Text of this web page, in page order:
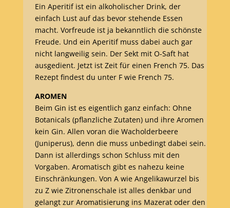
Ein Aperitif ist ein alkoholischer Drink, der
einfach Lust auf das bevor stehende Essen
macht. Vorfreude ist ja bekanntlich die schönste
Freude. Und ein Aperitif muss dabei auch gar
nicht langweilig sein. Der Sekt mit O-Saft hat
ausgedient. Jetzt ist Zeit für einen French 75. Das
Rezept findest du unter F wie French 75.
AROMEN
Beim Gin ist es eigentlich ganz einfach: Ohne
Botanicals (pflanzliche Zutaten) und ihre Aromen
kein Gin. Allen voran die Wacholderbeere
(Juniperus), denn die muss unbedingt dabei sein.
Dann ist allerdings schon Schluss mit den
Vorgaben. Aromatisch gibt es nahezu keine
Einschränkungen. Von A wie Angelikawurzel bis
zu Z wie Zitronenschale ist alles denkbar und
gelangt zur Aromatisierung ins Mazerat oder den